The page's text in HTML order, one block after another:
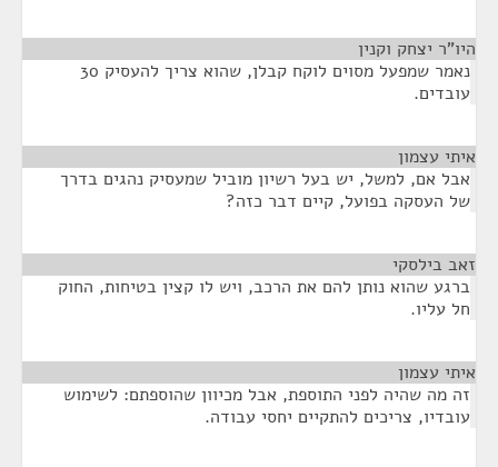
היו"ר יצחק וקנין
נאמר שמפעל מסוים לוקח קבלן, שהוא צריך להעסיק 30
עובדים.
איתי עצמון
אבל אם, למשל, יש בעל רשיון מוביל שמעסיק נהגים בדרך
של העסקה בפועל, קיים דבר כזה?
זאב בילסקי
ברגע שהוא נותן להם את הרכב, ויש לו קצין בטיחות, החוק
חל עליו.
איתי עצמון
זה מה שהיה לפני התוספת, אבל מכיוון שהוספתם: לשימוש
עובדיו, צריכים להתקיים יחסי עבודה.